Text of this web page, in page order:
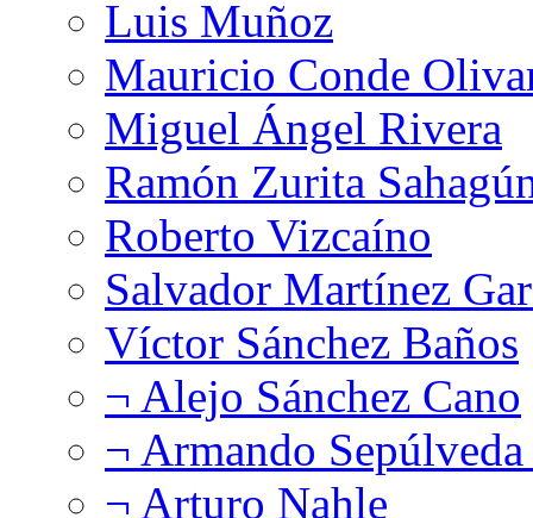
Luis Muñoz
Mauricio Conde
Miguel Ángel Rivera
Ramón Zurita
Roberto Vizcaíno
Salvador Martínez
Víctor Sánchez Baños
¬ Alejo Sánchez Cano
¬ Armando
¬ Arturo Nahle